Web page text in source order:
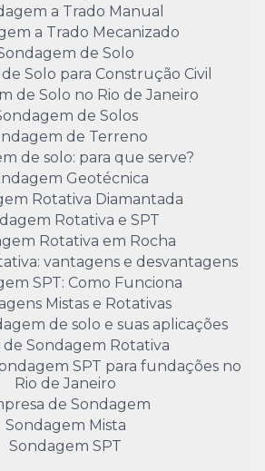
a Trado Manual
a Trado Mecanizado
de Solo
Solo para Construção Civil
de Solo no Rio de Janeiro
de Solos
de Terreno
de solo: para que serve?
Geotécnica
Rotativa Diamantada
Rotativa e SPT
Rotativa em Rocha
vantagens e desvantagens
SPT: Como Funciona
Mistas e Rotativas
de solo e suas aplicações
de Sondagem Rotativa
SPT para fundações no
Rio de Janeiro
de Sondagem
Sondagem Mista
Sondagem SPT